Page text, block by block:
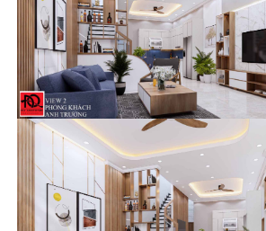
Mặt bằng công năng của ngôi
Trước khi nói về phối cảnh ngoại thất,
xây dựng Đoàn Anh Quốcsơ lược về mặt
tầng này nhé!